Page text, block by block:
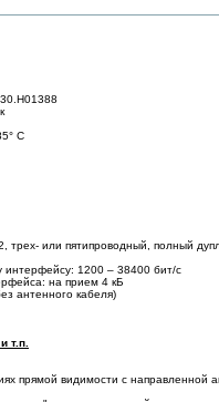
C
трех- или пятипроводный, полный
интерфейсу: 1200 – 38400 бит/с
на прием 4 кБ
антенного кабеля)
т.п.
прямой видимости с направленной